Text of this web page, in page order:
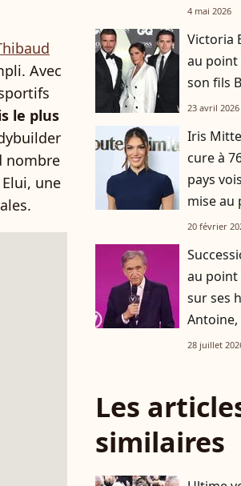
Avec
le plus
nombre
une
4 mai 2026
Victoria
au
son fils
23 avril 2026
Iris
cure à
pays
mise au
comme
20 février
au point
sur ses
Antoine,
Jean
28 juillet
Les
similaires